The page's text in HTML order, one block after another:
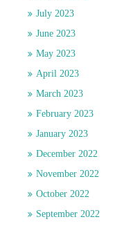
July 2023
June 2023
May 2023
April 2023
March 2023
February 2023
January 2023
December 2022
November 2022
October 2022
September 2022